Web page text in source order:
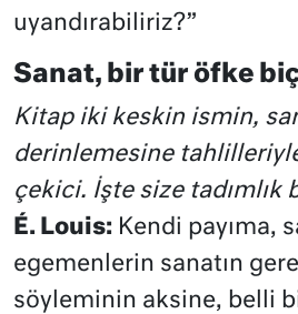
uyandırabiliriz?”
Sanat, bir tür öfke
Kitap iki keskin ismin,
derinlemesine
çekici. İşte size tadımlık
É. Louis: Kendi payıma,
egemenlerin sanatın
söyleminin aksine, belli